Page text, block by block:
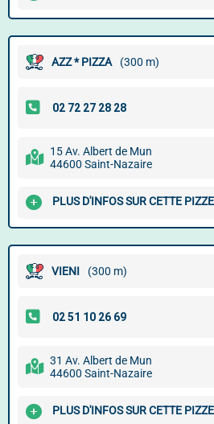
AZZ * PIZZA (300 m)
15 Av. Albert de Mun
44600 Saint-Nazaire
PLUS D'INFOS SUR CETTE
VIENI (300 m)
31 Av. Albert de Mun
44600 Saint-Nazaire
PLUS D'INFOS SUR CETTE